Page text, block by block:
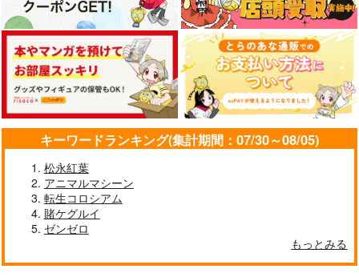
カート カート カート
去年ルノアール鎮守府
Paradise of Thunder
小書会
HYPER BRAND
ボクカワウソ戦隊ビッ
Mystic Lab
キーワードランキング(集計期間：07/30～08/05)
松永紅葉
アニマルマシーン
転生コロシアム
賭ケグルイ
ゼンゼロ
もっとみる